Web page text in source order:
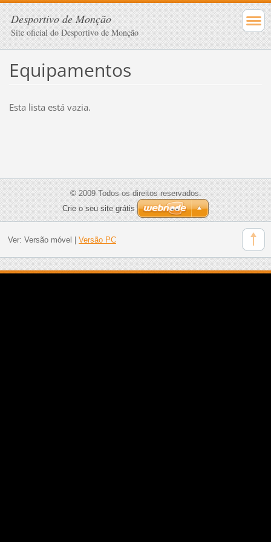
Desportivo de Monção
Site oficial do Desportivo de Monção
Equipamentos
Esta lista está vazia.
© 2009 Todos os direitos reservados.
Crie o seu site grátis
Ver: Versão móvel Versão PC